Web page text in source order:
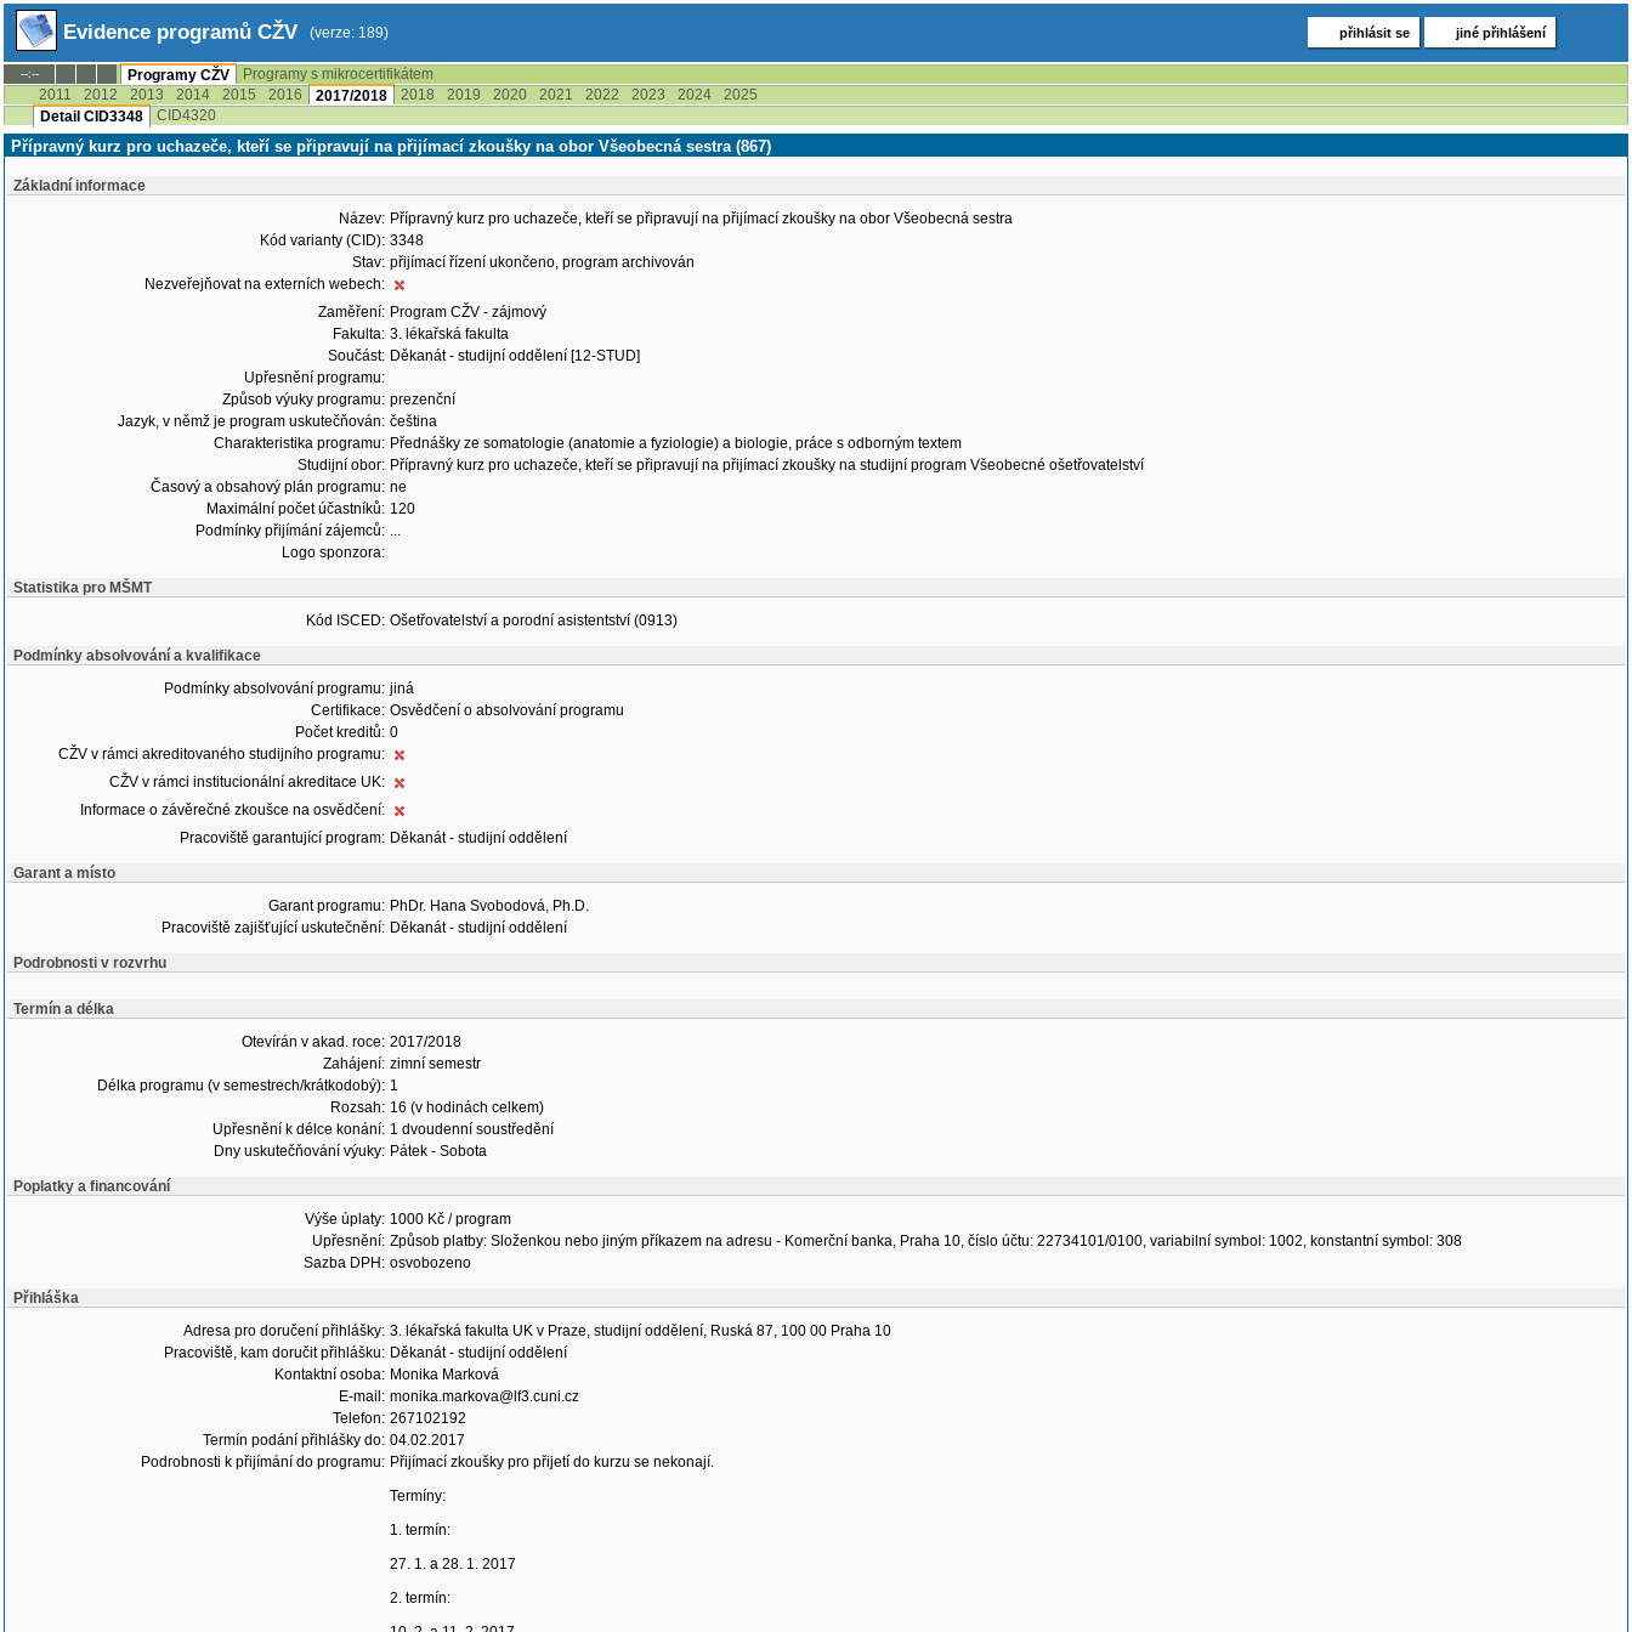
Evidence programů CŽV (verze: 189) přihlásit se jiné přihlášení
--:-- Programy CŽV
Programy s mikrocertifikátem
2011
2012 2013 2014 2015 2016 2017/2018 2018 2019 2020 2021 2022 2023 2024
2025
Detail CID3348
CID4320
Přípravný kurz pro uchazeče, kteří se připravují na přijímací zkoušky na obor Všeobecná sestra (867)
Základní informace
Název: Přípravný kurz pro uchazeče, kteří se připravují na přijímací zkoušky na obor Všeobecná sestra
Kód varianty (CID): 3348
Stav: přijímací řízení ukončeno, program archivován
Nezveřejňovat na externích webech:
Zaměření: Program CŽV - zájmový
Fakulta: 3. lékařská fakulta
Součást: Děkanát - studijní oddělení [12-STUD]
Upřesnění programu:
Způsob výuky programu: prezenční
Jazyk, v němž je program uskutečňován: čeština
Charakteristika programu: Přednášky ze somatologie (anatomie a fyziologie) a biologie, práce s odborným textem
Studijní obor: Přípravný kurz pro uchazeče, kteří se připravují na přijímací zkoušky na studijní program Všeobecné ošetřovatelství
Časový a obsahový plán programu: ne
Maximální počet účastníků: 120
Podmínky přijímání zájemců: ...
Logo sponzora:
Statistika pro MŠMT
Kód ISCED: Ošetřovatelství a porodní asistentství (0913)
Podmínky absolvování a kvalifikace
Podmínky absolvování programu: jiná
Certifikace: Osvědčení o absolvování programu
Počet kreditů: 0
CŽV v rámci akreditovaného studijního programu:
CŽV v rámci institucionální akreditace UK:
Informace o závěrečné zkoušce na osvědčení:
Pracoviště garantující program: Děkanát - studijní oddělení
Garant a místo
Garant programu: PhDr. Hana Svobodová, Ph.D.
Pracoviště zajišťující uskutečnění: Děkanát - studijní oddělení
Podrobnosti v rozvrhu
Termín a délka
Otevírán v akad. roce: 2017/2018
Zahájení: zimní semestr
Délka programu (v semestrech/krátkodobý): 1
Rozsah: 16 (v hodinách celkem)
Upřesnění k délce konání: 1 dvoudenní soustředění
Dny uskutečňování výuky: Pátek - Sobota
Poplatky a financování
Výše úplaty: 1000 Kč / program
Upřesnění: Způsob platby: Složenkou nebo jiným příkazem na adresu - Komerční banka, Praha 10, číslo účtu: 22734101/0100, variabilní symbol: 1002, konstantní symbol: 308
Sazba DPH: osvobozeno
Přihláška
Adresa pro doručení přihlášky: 3. lékařská fakulta UK v Praze, studijní oddělení, Ruská 87, 100 00 Praha 10
Pracoviště, kam doručit přihlášku: Děkanát - studijní oddělení
Kontaktní osoba: Monika Marková
E-mail: monika.markova@lf3.cuni.cz
Telefon: 267102192
Termín podání přihlášky do: 04.02.2017
Podrobnosti k přijímání do programu: Přijímací zkoušky pro přijetí do kurzu se nekonají.
Termíny:
1. termín:
27. 1. a 28. 1. 2017
2. termín: